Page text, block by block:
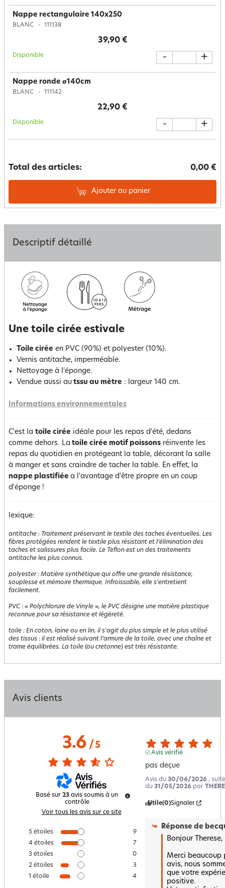
Nappe rectangulaire 140x250
BLANC 111138
39,90 €
Disponible - +
Nappe ronde ø140cm
BLANC 111142
22,90 €
Disponible - +
Total des articles: 0,00 €
Ajouter au panier
Descriptif détaillé
Une toile cirée estivale
Toile cirée en PVC (90%) et polyester (10%).
Vernis antitache, imperméable.
Nettoyage à l'éponge.
Vendue aussi au tssu au mètre : largeur 140 cm.
Informations environnementales
C'est la toile cirée idéale pour les repas d'été, dedans
comme dehors. La toile cirée motif poissons réinvente les
repas du quotidien en protégeant la table, décorant la salle
à manger et sans craindre de tacher la table. En effet, la
nappe plastifiée a l'avantage d'être propre en un coup
d'éponge !
lexique:
antitache : Traitement préservant le textile des taches éventuelles. Les
fibres protégées rendent le textile plus résistant et l’élimination des
taches et salissures plus facile. Le Teflon est un des traitements
antitache les plus connus.
polyester: Matière synthétique qui offre une grande résistance,
souplesse et mémoire thermique. Infroissable, elle s'entretient
facilement.
PVC : « Polychlorure de Vinyle », le PVC désigne une matière plastique
reconnue pour sa résistance et légèreté.
toile : En coton, laine ou en lin, il s'agit du plus simple et le plus utilisé
des tissus : il est réalisé suivant l’armure de la toile, avec une chaîne et
trame équilibrées. La toile (ou cretonne) est très résistante.
Avis clients
3.6/ 5
Basé sur 23 avis soumis à un
contrôle
Voir tous les avis sur ce site
5 étoiles
9
4 étoiles
7
3 étoiles
0
2 étoiles
3
1 étoile 4
Avis vérifié
pas deçue
Avis du 30/06/2026 ,
du 31/05/2026 par
Utile(0)Signaler
Réponse de
Bonjour Therese,
Merci beaucoup
avis, nous
que votre
positive.